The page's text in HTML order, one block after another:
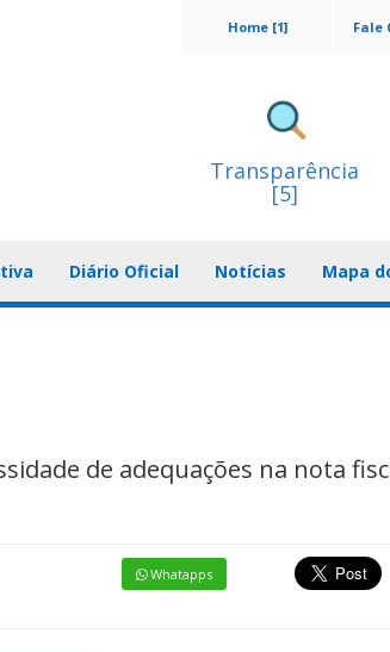
Fale
Home [1]
Transparência
[5]
Diário Oficial Notícias Mapa
de adequações na nota
Whatapps